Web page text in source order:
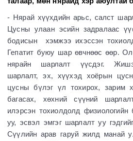
- Нярай хүүхдийн арьс, салст
Цусны улаан эсийн задралаас
бодисын хэмжээ ихэссэн
Гепатит буюу шар өвчнөөс өөр.
нярайн шарлалт үүсдэг.
шарлалт, эх, хүүхэд хоёрын
цусны бүлэг үл тохирох, зарим
багасах, хөхний сүүний
илэрсэн тохиолдолд
уу, эсвэл эмгэг шарлалт уу
Сүүлийн арав гаруй жилд манай